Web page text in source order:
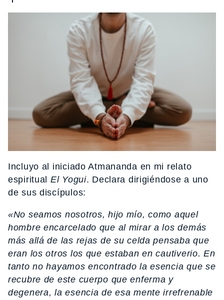
Incluyo al iniciado Atmananda en mi relato
espiritual El Yogui. Declara dirigiéndose a uno
de sus discípulos:
«No seamos nosotros, hijo mío, como aquel
hombre encarcelado que al mirar a los demás
más allá de las rejas de su celda pensaba que
eran los otros los que estaban en cautiverio. En
tanto no hayamos encontrado la esencia que se
recubre de este cuerpo que enferma y
degenera, la esencia de esa mente irrefrenable